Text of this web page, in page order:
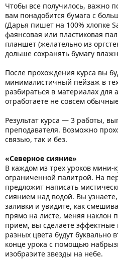
Чтобы все получилось, важно
вам понадобится бумага с
(Дарья пишет на 100% хлопке
фаянсовая или пластиковая
планшет (желательно из
дольше сохранять бумагу
После прохождения курса вы
минималистичный пейзаж в
разбираться в материалах
отработаете не совсем
Результат курса — 3 работы,
преподавателя. Возможно
связью, так и без.
«Северное сияние»
В каждом из трех уроков мини-
ограниченной палитрой. На
предложит написать
сиянием над водой. Вы
заливки и увидите, как
прямо на листе, меняя наклон
прием, вы сделаете
разных цвета будут буквально
конце урока с помощью
изобразите звезды на небе.